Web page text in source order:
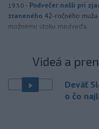
19:50 - Podvečer našli pri
zraneného 42-ročného
možnému útoku medveďa.
Videá a
Deväť
o čo